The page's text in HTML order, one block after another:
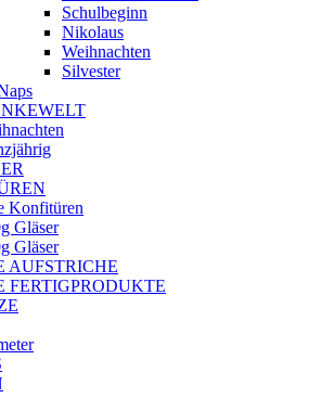
Schulbeginn
Nikolaus
Weihnachten
Silvester
Konfitüren
Gläser
Gläser
AUFSTRICHE
FERTIGPRODUKTE